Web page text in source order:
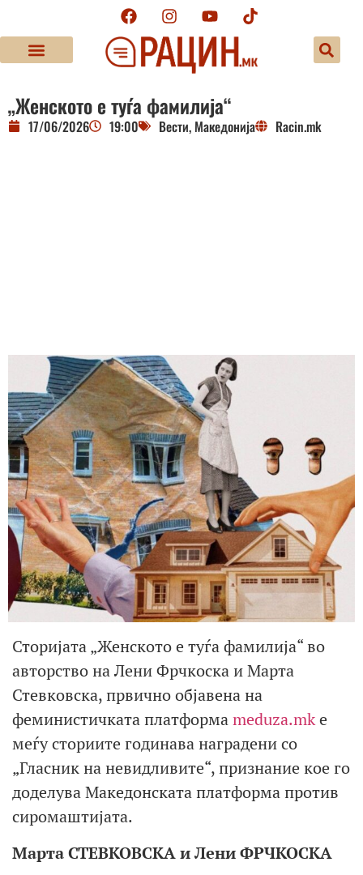
„Женското е туѓа фамилија“
17/06/2026 19:00 Вести, Македонија Racin.mk
Сторијата „Женското е туѓа фамилија“ во
авторство на Лени Фрчкоска и Марта
Стевковска, првично објавена на
феминистичката платформаmeduza.mkе
меѓу сториите годинава наградени со
„Гласник на невидливите“, признание кое го
доделува Македонската платформа против
сиромаштијата.
Марта СТЕВКОВСКА и Лени ФРЧКОСКА